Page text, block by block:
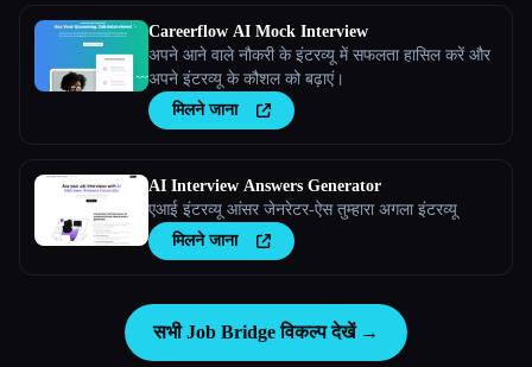
Careerflow AI Mock Interview
अपने आने वाले नौकरी के इंटरव्यू में सफलता हासिल करें और
अपने इंटरव्यू के कौशल को बढ़ाएं।
मिलने जाना
AI Interview Answers Generator
एआई इंटरव्यू आंसर जेनरेटर-ऐस तुम्हारा अगला इंटरव्यू
मिलने जाना
सभी Job Bridge विकल्प देखें →